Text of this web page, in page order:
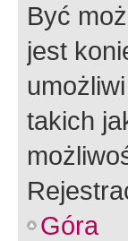
Być
jest
takich
Góra